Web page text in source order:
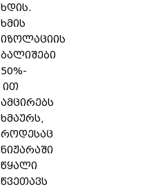
ხდის.
ხმის
იზოლაციის
ბალიშები
50%-
ით
ამცირებს
ხმაურს,
როდესაც
ნიჟარაში
წყალი
წვეთავს